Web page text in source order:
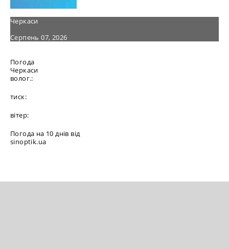
Черкаси
Серпень 07, 2026
Погода
Черкаси
волог.:
тиск:
вітер:
Погода на 10 днів від
sinoptik.ua